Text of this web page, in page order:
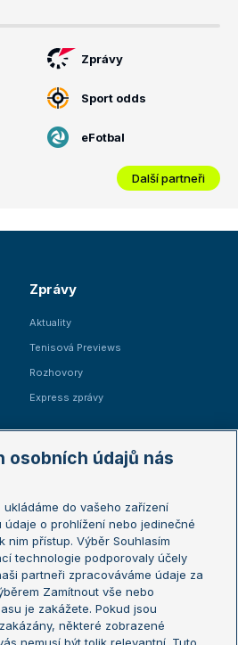
Zprávy
Sport odds
eFotbal
Další partneři
Zprávy
Aktuality
Tenisová Previews
Rozhovory
Express zprávy
Australian Open
French Open
Wimbledon
US Open
Turnaj mistrů
Turnaj mistryň
osobních údajů nás
ukládáme do vašeho zařízení
údaje o prohlížení nebo jedinečné
nim přístup. Výběr Souhlasím
technologie podporovaly účely
partneři zpracováváme údaje za
Zamítnout vše nebo
je zakážete. Pokud jsou
některé zobrazené